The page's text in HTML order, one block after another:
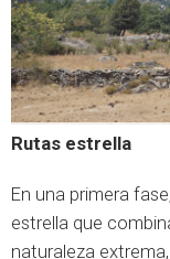
Rutas estrella
En una primera
estrella que
naturaleza